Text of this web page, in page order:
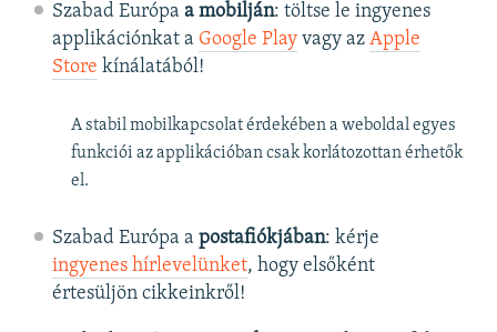
Szabad Európa a mobilján: töltse le ingyenes
applikációnkat a Google Playvagy az Apple
Store kínálatából!
A stabil mobilkapcsolat érdekében a weboldal egyes
funkciói az applikációban csak korlátozottan érhetők
el.
Szabad Európa a postafiókjában: kérje
ingyenes hírlevelünket, hogy elsőként
értesüljön cikkeinkről!